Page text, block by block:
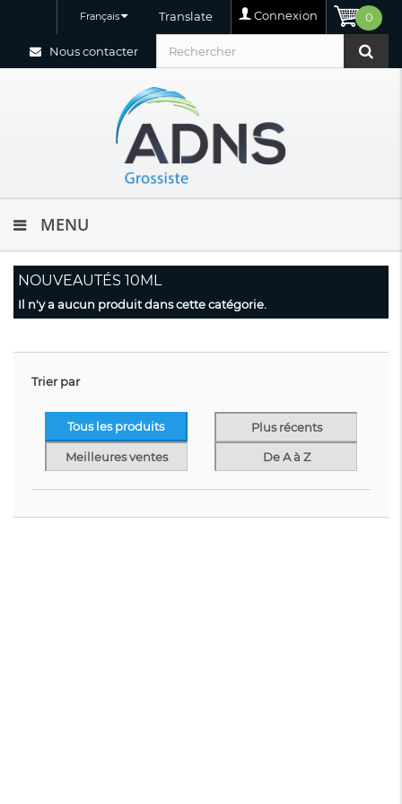
0
Connexion
Translate
Français
Nous contacter
MENU
NOUVEAUTÉS 10ML
Il n'y a aucun produit dans cette catégorie.
Trier par
Tous les produits Plus récents
Meilleures ventes De A à Z